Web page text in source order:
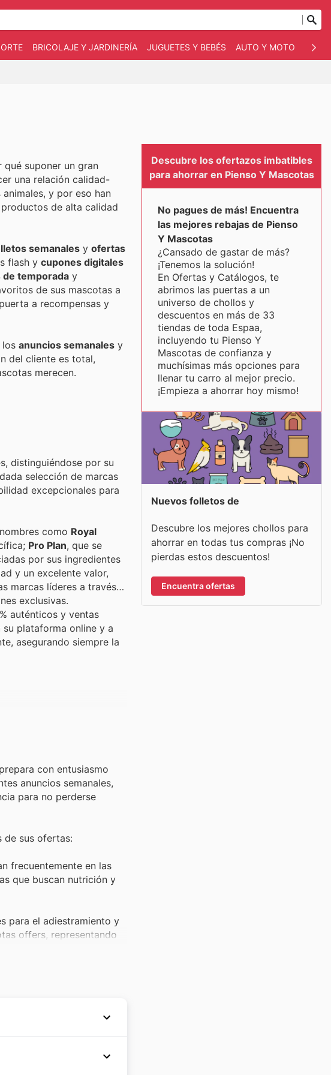
BRICOLAJE Y JARDINERÍA JUGUETES Y BEBÉS AUTO Y MOTO
suponer un gran
una relación calidad-
y por eso han
de alta calidad
semanales y ofertas
flash y cupones digitales
temporada y
de sus mascotas a
a recompensas y
los anuncios semanales y
del cliente es total,
merecen.
distinguiéndose por su
selección de marcas
excepcionales para
como Royal
Pro Plan, que se
por sus ingredientes
y un excelente valor,
marcas líderes a través
exclusivas.
auténticos y ventas
plataforma online y a
asegurando siempre la
con entusiasmo
anuncios semanales,
para no perderse
de sus ofertas:
frecuentemente en las
que buscan nutrición y
para el adiestramiento y
offers, representando
en su inclusión
offers en
con la calidad y
Descubre los ofertazos imbatibles
para ahorrar en Pienso Y Mascotas
No pagues de más! Encuentra
las mejores rebajas de Pienso
Y Mascotas
¿Cansado de gastar de más?
¡Tenemos la solución!
En Ofertas y Catálogos, te
abrimos las puertas a un
universo de chollos y
descuentos en más de 33
tiendas de toda Espaa,
incluyendo tu Pienso Y
Mascotas de confianza y
muchísimas más opciones para
llenar tu carro al mejor precio.
¡Empieza a ahorrar hoy mismo!
Nuevos folletos de
Descubre los mejores chollos para
ahorrar en todas tus compras ¡No
pierdas estos descuentos!
Encuentra ofertas